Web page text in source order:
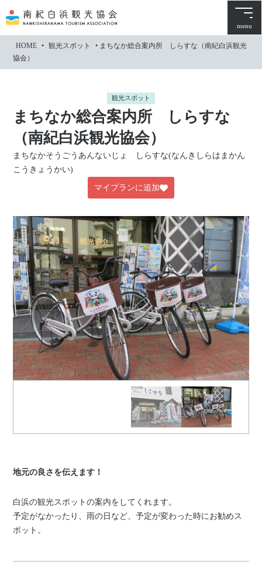
文
に
menu
HOME • 観光スポット • まちなか総合案内所 しらすな（南紀白浜観光
協会）
観光スポット
まちなか総合案内所 しらすな
（南紀白浜観光協会）
まちなかそうごうあんないじょ しらすな(なんきしらはまかん
こうきょうかい)
マイプランに追加
地元の良さを伝えます！
白浜の観光スポットの案内をしてくれます。
予定がなかったり、雨の日など、予定が変わった時にお勧めス
ポット。